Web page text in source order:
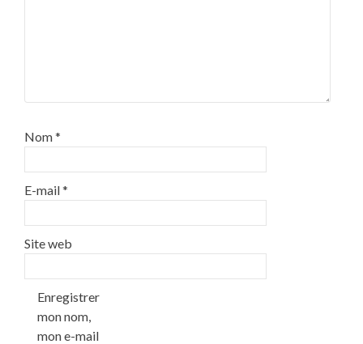
Nom*
E-mail*
Site web
Enregistrer
mon nom,
mon e-mail